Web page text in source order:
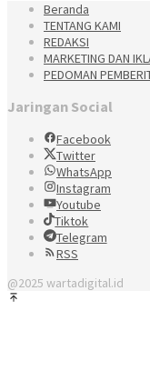
Beranda
TENTANG KAMI
REDAKSI
MARKETING DAN
PEDOMAN
Jaringan Social
Facebook
Twitter
WhatsApp
Instagram
Youtube
Tiktok
Telegram
RSS
@2025 wartadigital.id